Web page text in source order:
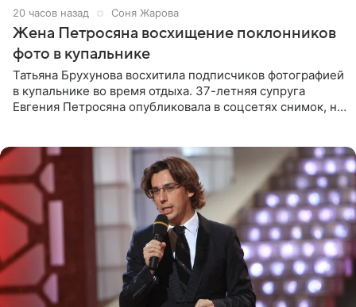
20 часов назад Соня Жарова
Жена Петросяна восхищение поклонников
фото в купальнике
Татьяна Брухунова восхитила подписчиков фотографией
в купальнике во время отдыха. 37-летняя супруга
Евгения Петросяна опубликовала в соцсетях снимок, на